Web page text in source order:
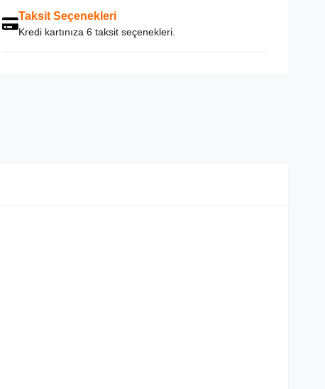
Taksit Seçenekleri
Kredi kartınıza 6 taksit seçenekleri.